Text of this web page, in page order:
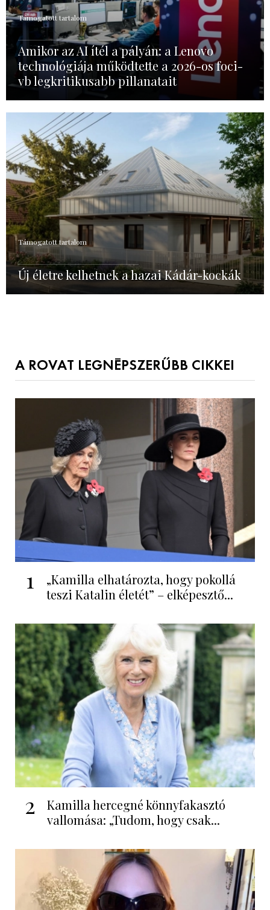
Támogatott tartalom
Amikor az AI ítél a pályán: a Lenovo
technológiája működtette a 2026-os foci-
vb legkritikusabb pillanatait
Támogatott tartalom
Új életre kelhetnek a hazai Kádár-kockák
A ROVAT LEGNÉPSZERŰBB CIKKEI
1
„Kamilla elhatározta, hogy pokollá
teszi Katalin életét” – elképesztő...
2
Kamilla hercegné könnyfakasztó
vallomása: „Tudom, hogy csak...